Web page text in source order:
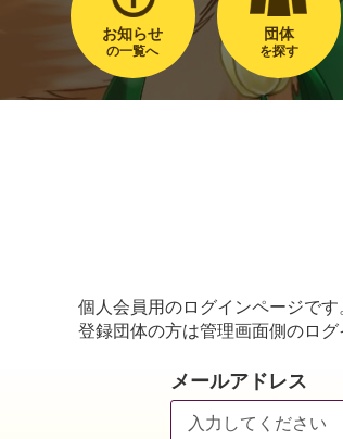
お知らせ
の一覧へ
団体
を探す
個人会員用のログインページです
登録団体の方は管理画面側のログ
メールアドレス